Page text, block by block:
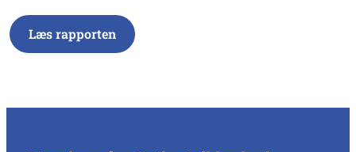
Læs rapporten